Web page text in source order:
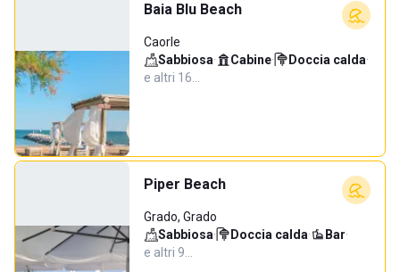
Baia Blu Beach
Caorle
Sabbiosa· Cabine· Doccia calda·
e altri 16…
Piper Beach
Grado, Grado
Sabbiosa· Doccia calda· Bar·
e altri 9…